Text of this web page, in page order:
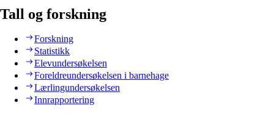
Tall og forskning
Forskning
Statistikk
Elevundersøkelsen
Foreldreundersøkelsen i barnehage
Lærlingundersøkelsen
Innrapportering